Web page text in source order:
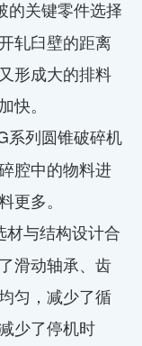
的关键零件选择
轧臼壁的距离
形成大的排料
快。
系列圆锥破碎机
腔中的物料进
更多。
材与结构设计合
滑动轴承、齿
匀，减少了循
少了停机时